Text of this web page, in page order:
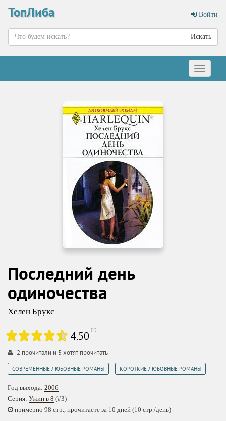
ТопЛиба Войти
Искать
Меню
Последний день
одиночества
Хелен Брукс
4.50 (2)
2 прочитали и 5 хотят прочитать
СОВРЕМЕННЫЕ ЛЮБОВНЫЕ РОМАНЫ КОРОТКИЕ ЛЮБОВНЫЕ РОМАНЫ
Год выхода: 2006
Серия: Ужин в 8 (#3)
примерно 98 стр., прочитаете за 10 дней (10 стр./день)